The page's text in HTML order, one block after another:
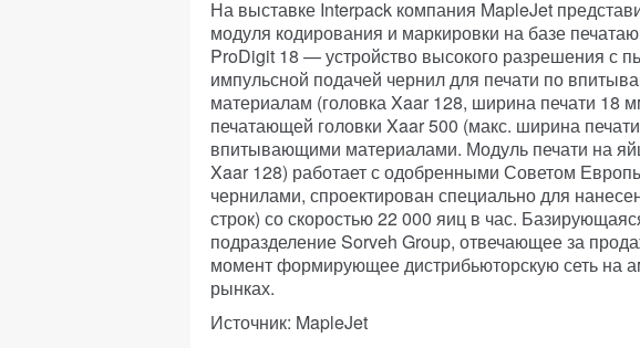
На выставке Interpack компания MapleJet
модуля кодирования и маркировки на базе
ProDigit 18 — устройство высокого разрешения с
импульсной подачей чернил для печати по
материалам (головка Xaar 128, ширина печати 18
печатающей головки Xaar 500 (макс. ширина
впитывающими материалами. Модуль печати на
Xaar 128) работает с одобренными Советом
чернилами, спроектирован специально для
строк) со скоростью 22 000 яиц в час.
подразделение Sorveh Group, отвечающее за
момент формирующее дистрибьюторскую сеть на
рынках.
Источник: MapleJet